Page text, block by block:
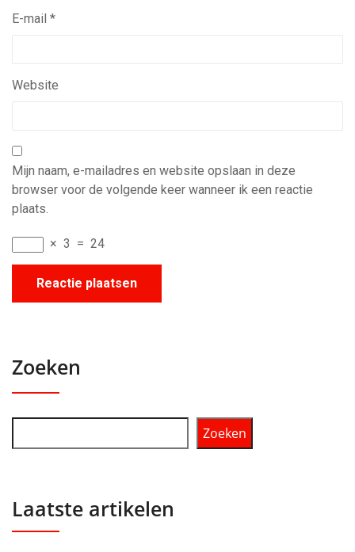
E-mail *
Website
Mijn naam, e-mailadres en website opslaan in deze
browser voor de volgende keer wanneer ik een reactie
plaats.
× 3 = 24
Zoeken
Zoeken
Laatste artikelen